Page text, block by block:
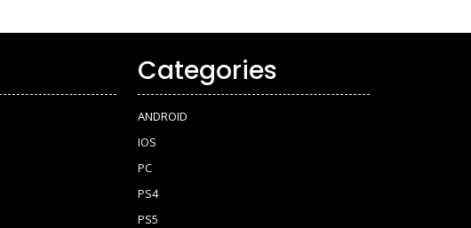
Categories
ANDROID
IOS
PC
PS4
PS5